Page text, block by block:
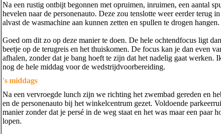
Na een rustig ontbijt begonnen met opruimen, inruimen, een aantal
hevelen naar de personenauto. Deze zou tenslotte weer eerder terug
alvast de wasmachine aan kunnen zetten en spullen te drogen hangen.
Goed om dit zo op deze manier te doen. De hele ochtendfocus ligt
beetje op de terugreis en het thuiskomen. De focus kan je dan even
afhalen, zonder dat je bang hoeft te zijn dat het nadelig gaat werken.
nog de hele middag voor de wedstrijdvoorbereiding.
's middags
Na een vervroegde lunch zijn we richting het zwembad gereden en
en de personenauto bij het winkelcentrum gezet. Voldoende
manier zonder dat je persé in de weg staat en het was maar een paar
lopen.